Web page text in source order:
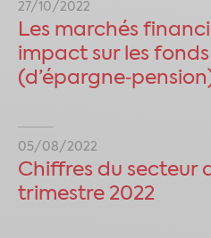
27/10/2022
Les marchés
impact sur les fonds
05/08/2022
Chiffres du secteur
trimestre 2022